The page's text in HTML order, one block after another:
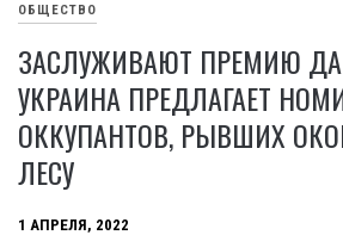
ОБЩЕСТВО
ЗАСЛУЖИВАЮТ ПРЕМИЮ
УКРАИНА ПРЕДЛАГАЕТ
ОККУПАНТОВ, РЫВШИХ
ЛЕСУ
1 АПРЕЛЯ, 2022